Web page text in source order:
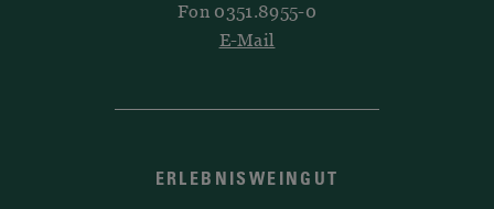
Fon 0351.8955-0
E-Mail
ERLEBNISWEINGUT